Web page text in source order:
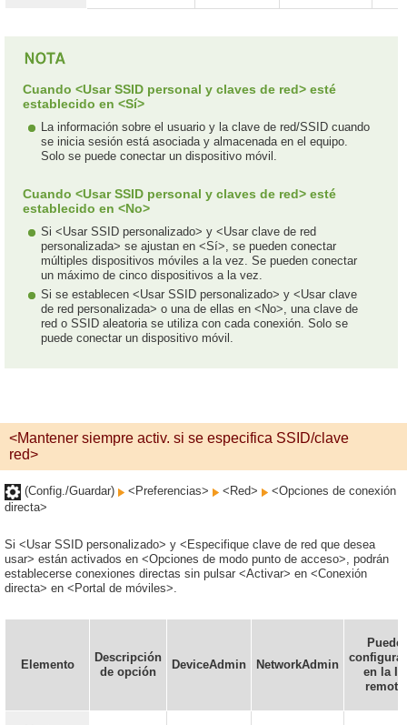
Cuando <Usar SSID personal y claves de red> esté
establecido en <Sí>
La información sobre el usuario y la clave de red/SSID cuando
se inicia sesión está asociada y almacenada en el equipo.
Solo se puede conectar un dispositivo móvil.
Cuando <Usar SSID personal y claves de red> esté
establecido en <No>
Si <Usar SSID personalizado> y <Usar clave de red
personalizada> se ajustan en <Sí>, se pueden conectar
múltiples dispositivos móviles a la vez. Se pueden conectar
un máximo de cinco dispositivos a la vez.
Si se establecen <Usar SSID personalizado> y <Usar clave
de red personalizada> o una de ellas en <No>, una clave de
red o SSID aleatoria se utiliza con cada conexión. Solo se
puede conectar un dispositivo móvil.
<Mantener siempre activ. si se especifica SSID/clave
red>
(Config./Guardar) <Preferencias> <Red>
<Opciones de conexión
directa>
Si <Usar SSID personalizado> y <Especifique clave de red que desea
usar> están activados en <Opciones de modo punto de acceso>, podrán
establecerse conexiones directas sin pulsar <Activar> en <Conexión
directa> en <Portal de móviles>.
Elemento
Descripción
de opción
DeviceAdmin NetworkAdmin
Puede
en la IU
remota